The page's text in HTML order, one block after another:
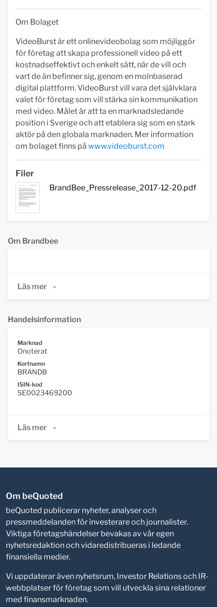
Om Bolaget
VideoBurst är ett onlinevideobolag som möjliggör
för företag att skapa professionell video på ett
kostnadseffektivt och enkelt sätt, när de vill och
vart de än befinner sig, genom en molnbaserad
digital plattform. VideoBurst vill vara det självklara
valet för företag som vill stärka sin kommunikation
med video. Målet är att ta en marknadsledande
position i Sverige och att etablera sig som en stark
aktör på den globala marknaden. Mer information
om bolaget finns på www.videoburst.com
Filer
BrandBee_Pressrelease_2017-12-20.pdf
Om Brandbee
Läs mer
Handelsinformation
Marknad
Onoterat
Kortnamn
BRANDB
ISIN-kod
SE0023469200
Läs mer
Om beQuoted
beQuoted publicerar nyheter, analyser och
pressmeddelanden för investerare och journalister.
Viktiga företagshändelser bevakas av vår egen
nyhetsredaktion och vidaredistribueras i ledande
finansiella medier.
Vi uppdaterar även nyhetsrum, Investor Relations och IR-
webbplatser för företag som vill utveckla sina relationer
med finansmarknaden.